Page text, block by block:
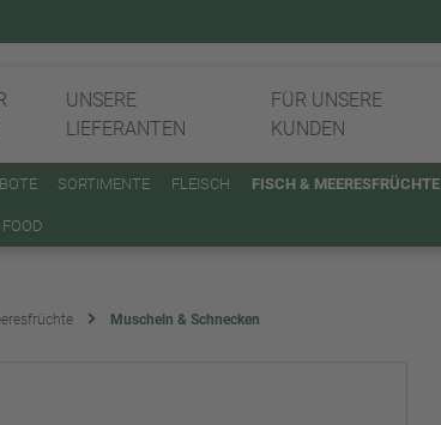
UNSERE
LIEFERANTEN
FÜR UNSERE
KUNDEN
SORTIMENTE FLEISCH FISCH & MEERESFRÜCHTE
Muscheln & Schnecken